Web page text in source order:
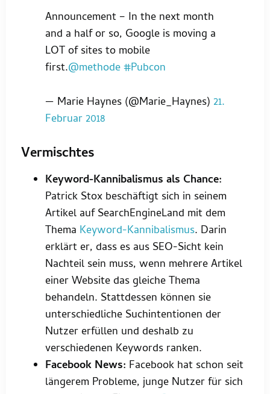
Announcement – In the next month
and a half or so, Google is moving a
LOT of sites to mobile
first.@methode#Pubcon
— Marie Haynes (@Marie_Haynes) 21.
Februar 2018
Vermischtes
Keyword-Kannibalismus als Chance:
Patrick Stox beschäftigt sich in seinem
Artikel auf SearchEngineLand mit dem
Thema Keyword-Kannibalismus. Darin
erklärt er, dass es aus SEO-Sicht kein
Nachteil sein muss, wenn mehrere Artikel
einer Website das gleiche Thema
behandeln. Stattdessen können sie
unterschiedliche Suchintentionen der
Nutzer erfüllen und deshalb zu
verschiedenen Keywords ranken.
Facebook News: Facebook hat schon seit
längerem Probleme, junge Nutzer für sich